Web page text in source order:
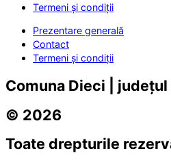
Termeni și condiții
Prezentare generală
Contact
Termeni și condiții
Comuna Dieci | județul
© 2026
Toate drepturile